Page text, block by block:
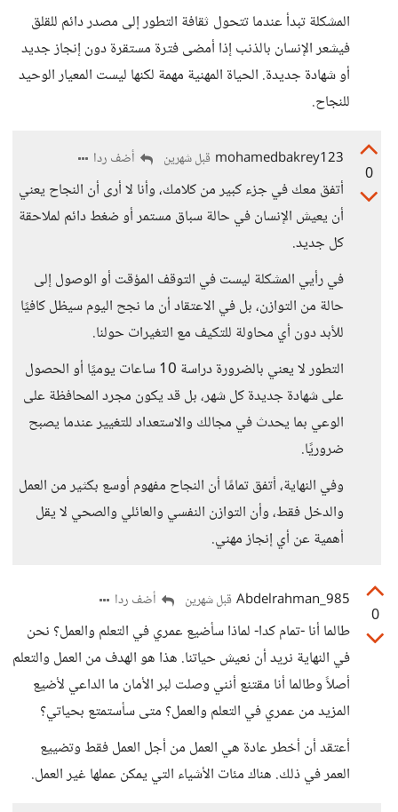
المشكلة تبدأ عندما تتحول ثقافة التطور إلى مصدر دائم للقلق
فيشعر الإنسان بالذنب إذا أمضى فترة مستقرة دون إنجاز جديد
أو شهادة جديدة. الحياة المهنية مهمة لكنها ليست المعيار الوحيد
للنجاح.
0
mohamedbakrey123 قبل شهرين أضف ردا
أتفق معك في جزء كبير من كلامك، وأنا لا أرى أن النجاح يعني
أن يعيش الإنسان في حالة سباق مستمر أو ضغط دائم لملاحقة
كل جديد.
في رأيي المشكلة ليست في التوقف المؤقت أو الوصول إلى
حالة من التوازن، بل في الاعتقاد أن ما نجح اليوم سيظل كافيًا
للأبد دون أي محاولة للتكيف مع التغيرات حولنا.
التطور لا يعني بالضرورة دراسة 10 ساعات يوميًا أو الحصول
على شهادة جديدة كل شهر، بل قد يكون مجرد المحافظة على
الوعي بما يحدث في مجالك والاستعداد للتغيير عندما يصبح
ضروريًا.
وفي النهاية، أتفق تمامًا أن النجاح مفهوم أوسع بكثير من العمل
والدخل فقط، وأن التوازن النفسي والعائلي والصحي لا يقل
أهمية عن أي إنجاز مهني.
0
Abdelrahman_985 قبل شهرين أضف ردا
طالما أنا -تمام كدا- لماذا سأضيع عمري في التعلم والعمل؟ نحن
في النهاية نريد أن نعيش حياتنا. هذا هو الهدف من العمل والتعلم
أصلاً وطالما أنا مقتنع أنني وصلت لبر الأمان ما الداعي لأضيع
المزيد من عمري في التعلم والعمل؟ متى سأستمتع بحياتي؟
أعتقد أن أخطر عادة هي العمل من أجل العمل فقط وتضييع
العمر في ذلك. هناك مئات الأشياء التي يمكن عملها غير العمل.